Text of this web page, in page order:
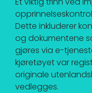
Dette inkluderer
og dokumentene
gjøres via e-
kjøretøyet var
originale
vedlegges.